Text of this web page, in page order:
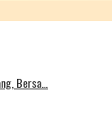
Bersa…